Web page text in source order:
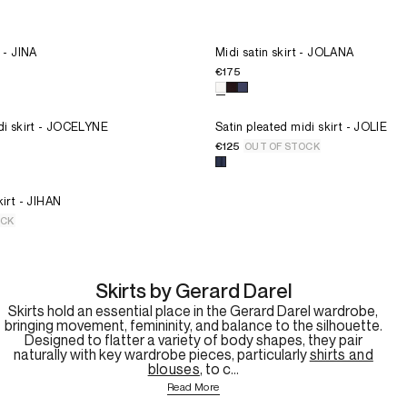
pour le produit Cotton midi skirt - JINA
JINA
pour le produit Cotton midi skirt - JINA
Choisissez la taille pour le
34
36
38
40
44
46
Midi satin skirt - JOLANA
€175
Choisissez une couleur pour le
pour le produit Pleated satin midi skirt - JOCELYNE
skirt - JOCELYNE
pour le produit Pleated satin midi skirt - JOCELYNE
Choisissez la taille pour le
T1
T2
T3
Satin pleated midi skirt - JOLIE
€125 OUT OF STOCK
Choisissez une couleur pour le
pour le produit
- JIHAN
pour le produit
Skirts by Gerard Darel
Skirts hold an essential place in the Gerard Darel wardrobe,
bringing movement, femininity, and balance to the silhouette.
Designed to flatter a variety of body shapes, they pair
naturally with key wardrobe pieces, particularlyshirts and
blouses, to c...
Read More